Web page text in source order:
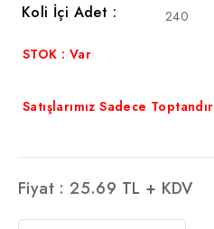
Koli İçi Adet : 240
STOK : Var
Satışlarımız Sadece Toptandır
Fiyat :25.69 TL + KDV